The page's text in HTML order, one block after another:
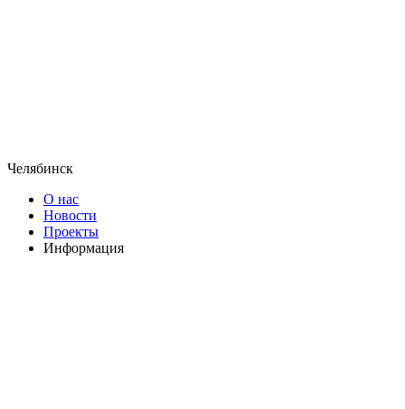
Челябинск
О нас
Новости
Проекты
Информация